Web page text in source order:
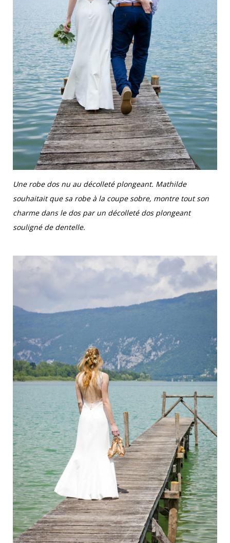
Une robe dos nu au décolleté plongeant. Mathilde
souhaitait que sa robe à la coupe sobre, montre tout son
charme dans le dos par un décolleté dos plongeant
souligné de dentelle.